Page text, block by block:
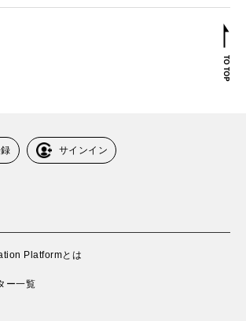
サインイン
Platformとは
ー一覧